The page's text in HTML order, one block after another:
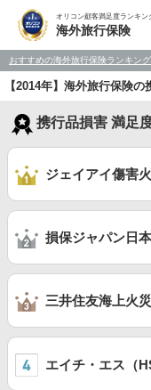
オリコン顧客満足度ランキン
海外旅行保険
おすすめの海外旅行保険ランキン
【2014年】海外旅行保険
携行品損害 満足
ジェイアイ傷害
損保ジャパン日
三井住友海上火
エイチ・エス（